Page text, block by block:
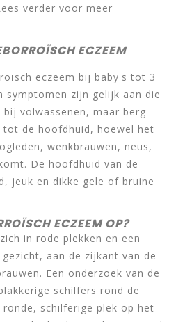
verder voor meer
ECZEEM
eczeem bij baby's tot 3
symptomen zijn gelijk aan die
volwassenen, maar berg
de hoofdhuid, hoewel het
wenkbrauwen, neus,
De hoofdhuid van de
jeuk en dikke gele of bruine
ECZEEM OP?
in rode plekken en een
aan de zijkant van de
Een onderzoek van de
schilfers rond de
schilferige plek op het